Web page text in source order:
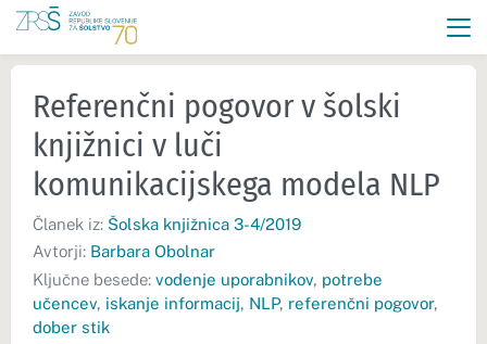
Referenčni pogovor v šolski
knjižnici v luči
komunikacijskega modela NLP
Članek iz: Šolska knjižnica 3-4/2019
Avtorji: Barbara Obolnar
Ključne besede: vodenje uporabnikov, potrebe
učencev, iskanje informacij, NLP, referenčni pogovor,
dober stik